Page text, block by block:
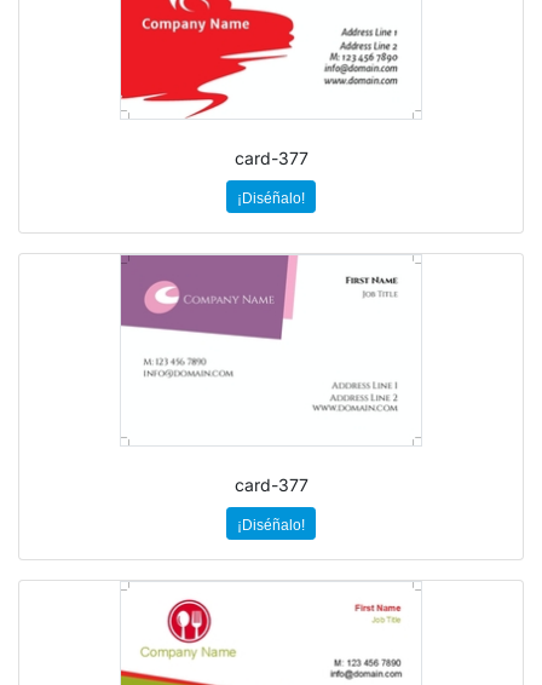
card-377
¡Diséñalo!
card-377
¡Diséñalo!